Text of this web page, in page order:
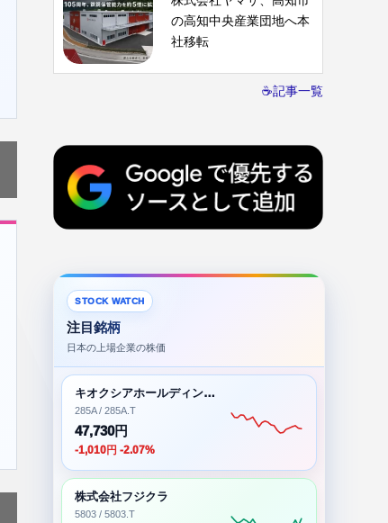
の高知中央産業団地へ本
社移転
☕記事一覧
STOCK WATCH
注目銘柄
日本の上場企業の株価
キオクシアホールディングス株式会社
285A / 285A.T
47,730円
-1,010円 -2.07%
株式会社フジクラ
5803 / 5803.T